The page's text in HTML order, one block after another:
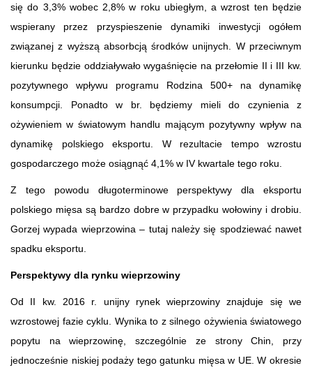
się do 3,3% wobec 2,8% w roku ubiegłym, a wzrost ten będzie
wspierany przez przyspieszenie dynamiki inwestycji ogółem
związanej z wyższą absorbcją środków unijnych. W przeciwnym
kierunku będzie oddziaływało wygaśnięcie na przełomie II i III kw.
pozytywnego wpływu programu Rodzina 500+ na dynamikę
konsumpcji. Ponadto w br. będziemy mieli do czynienia z
ożywieniem w światowym handlu mającym pozytywny wpływ na
dynamikę polskiego eksportu. W rezultacie tempo wzrostu
gospodarczego może osiągnąć 4,1% w IV kwartale tego roku.
Z tego powodu długoterminowe perspektywy dla eksportu
polskiego mięsa są bardzo dobre w przypadku wołowiny i drobiu.
Gorzej wypada wieprzowina – tutaj należy się spodziewać nawet
spadku eksportu.
Perspektywy dla rynku wieprzowiny
Od II kw. 2016 r. unijny rynek wieprzowiny znajduje się we
wzrostowej fazie cyklu. Wynika to z silnego ożywienia światowego
popytu na wieprzowinę, szczególnie ze strony Chin, przy
jednocześnie niskiej podaży tego gatunku mięsa w UE. W okresie